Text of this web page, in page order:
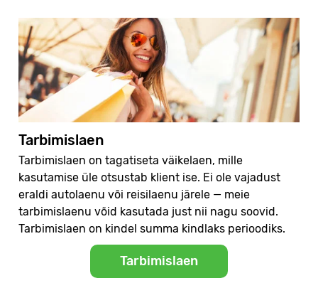
Tarbimislaen
Tarbimislaen on tagatiseta väikelaen, mille
kasutamise üle otsustab klient ise. Ei ole vajadust
eraldi autolaenu või reisilaenu järele — meie
tarbimislaenu võid kasutada just nii nagu soovid.
Tarbimislaen on kindel summa kindlaks perioodiks.
Tarbimislaen